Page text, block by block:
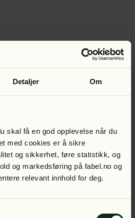
Detaljer Om
skal få en god opplevelse når du
med cookies er å sikre
og sikkerhet, føre statistikk, og
og markedsføring på fabel.no og
relevant innhold for deg.